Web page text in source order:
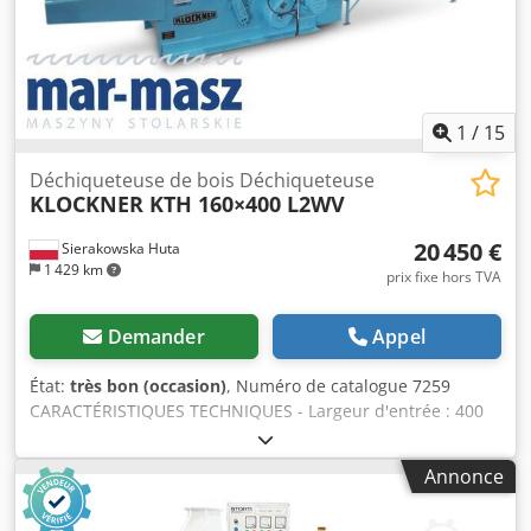
1 / 15
Sierakowska Huta
1 429 km
Déchiqueteuse de bois Déchiqueteuse
KLOCKNER KTH 160×400 L2WV
20 450 €
prix fixe hors TVA
Demander Appel
État: très bon (occasion), Numéro de catalogue 7259
CARACTÉRISTIQUES TECHNIQUES - Largeur d'entrée : 400
mm - Hauteur d'entrée : 200 mm - Largeur de l’arbre : 530
mm - Diamètre de l’arbre : 550 mm - Longueur de la lame :
530 mm - Nombre de lames : 2 pièces - Dimensions du
tamis : 50x50 mm - 2 arbres d’entraînement dentés en bas
Annonce